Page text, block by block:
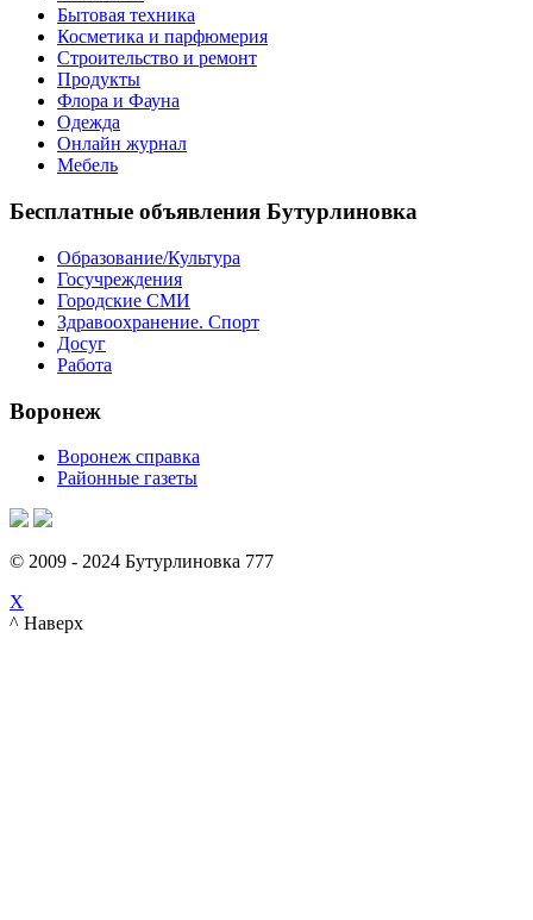
Бытовая техника
Косметика и парфюмерия
Строительство и ремонт
Продукты
Флора и Фауна
Одежда
Онлайн журнал
Мебель
Бесплатные объявления Бутурлиновка
Образование/Культура
Госучреждения
Городские СМИ
Здравоохранение. Спорт
Досуг
Работа
Воронеж
Воронеж справка
Районные газеты
© 2009 - 2024 Бутурлиновка 777
X
^ Наверх